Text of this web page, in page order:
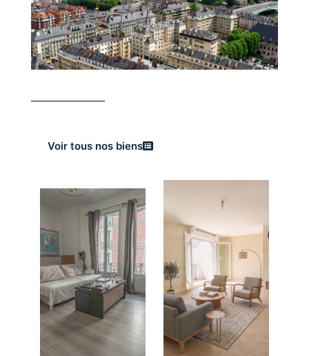
Voir tous nos biens